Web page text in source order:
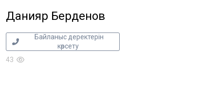
Данияр Берденов
Байланыс деректерін
көрсету
43